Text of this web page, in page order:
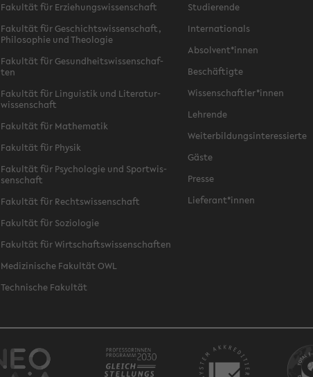
Fa­kul­tät für Er­zie­hungs­wis­sen­schaft
Fa­kul­tät für Ge­schichts­wis­sen­schaft,
Phi­lo­so­phie und Theo­lo­gie
Fa­kul­tät für Ge­sund­heits­wis­sen­schaf­
ten
Fa­kul­tät für Lin­gu­is­tik und Li­te­ra­tur­
wis­sen­schaft
Fa­kul­tät für Ma­the­ma­tik
Fa­kul­tät für Phy­sik
Fa­kul­tät für Psy­cho­lo­gie und Sport­wis­
sen­schaft
Fa­kul­tät für Rechts­wis­sen­schaft
Fa­kul­tät für So­zio­lo­gie
Fa­kul­tät für Wirt­schafts­wis­sen­schaf­ten
Me­di­zi­ni­sche Fa­kul­tät OWL
Tech­ni­sche Fa­kul­tät
Stu­die­ren­de
In­ter­na­tio­nals
Ab­sol­vent*innen
Be­schäf­tig­te
Wis­sen­schaft­ler*innen
Leh­ren­de
Wei­ter­bil­dungs­in­ter­es­sier­te
Gäste
Pres­se
Lie­fe­rant*innen